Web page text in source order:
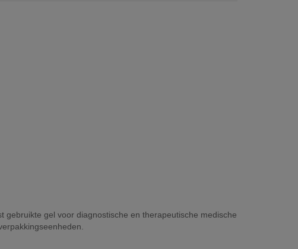
gel voor diagnostische en therapeutische medische